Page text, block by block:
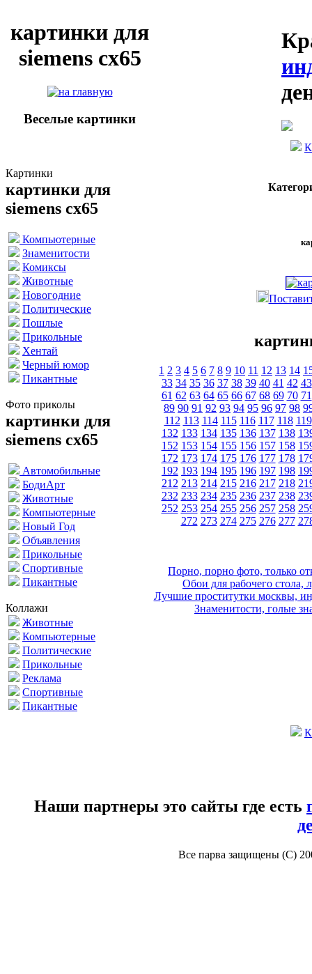
картинки для
siemens cx65
Веселые картинки
Картинки
картинки для
siemens cx65
Компьютерные
Знаменитости
Комиксы
Животные
Новогодние
Политические
Пошлые
Прикольные
Хентай
Черный юмор
Пикантные
Фото приколы
картинки для
siemens cx65
Автомобильные
БодиАрт
Животные
Компьютерные
Новый Год
Объявления
Прикольные
Спортивные
Пикантные
Коллажи
Животные
Компьютерные
Политические
Прикольные
Реклама
Спортивные
Пикантные
1 2 3 4 5 6 7 8 9 10 11 12 13 14
33 34 35 36 37 38 39 40 41 42 43
61 62 63 64 65 66 67 68 69 70 71
89 90 91 92 93 94 95 96 97 98
112 113 114 115 116 117 118 119
132 133 134 135 136 137 138
152 153 154 155 156 157 158
172 173 174 175 176 177 178
192 193 194 195 196 197 198
212 213 214 215 216 217 218
232 233 234 235 236 237 238
252 253 254 255 256 257 258
272 273 274 275 276 277
Порно, порно фото, только
Обои для рабочего стола,
Лучшие проститутки москвы,
Знаменитости, голые
Наши партнеры это сайты где есть
Все парва защищены (С)